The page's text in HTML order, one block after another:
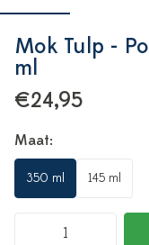
Mok Tulp -
ml
€24,95
Maat:
350 ml 145 ml